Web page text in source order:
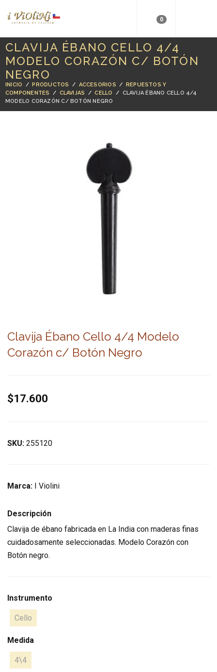
0
CLAVIJA ÉBANO CELLO 4/4
MODELO CORAZÓN C/ BOTÓN
NEGRO
INICIO /PRODUCTOS / ACCESORIOS / REPUESTOS Y
COMPONENTES
/ CLAVIJAS /CELLO / CLAVIJA ÉBANO CELLO 4/4
MODELO CORAZÓN C/ BOTÓN NEGRO
Clavija Ébano Cello 4/4 Modelo
Corazón c/ Botón Negro
$17.600
SKU: 255120
Marca: I Violini
Descripción
Clavija de ébano fabricada en La India con maderas finas
cuidadosamente seleccionadas. Modelo Corazón con
Botón negro.
Instrumento
Cello
Medida
4\4